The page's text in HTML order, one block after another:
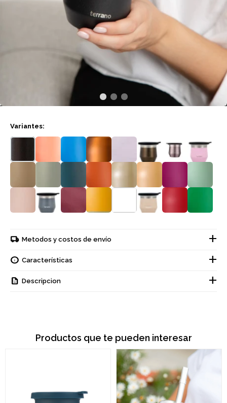
Variantes:
Metodos y costos de envío
Características
Descripcion
Productos que te pueden interesar